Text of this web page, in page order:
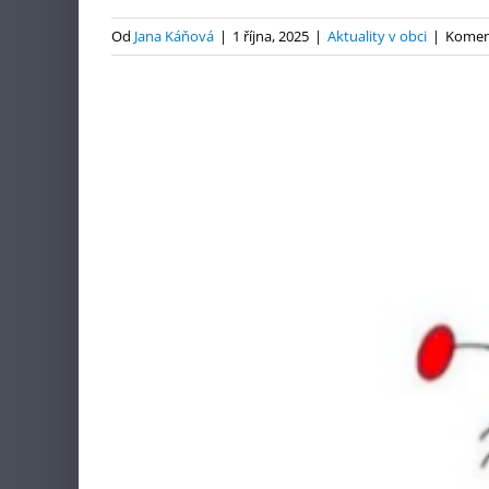
Od Jana Káňová | 1 října, 2025 | Aktuality v obci |